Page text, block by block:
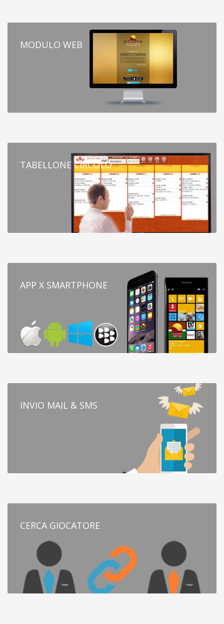
MODULO WEB
TABELLONE CIRCOLO
APP X SMARTPHONE
INVIO MAIL & SMS
CERCA GIOCATORE